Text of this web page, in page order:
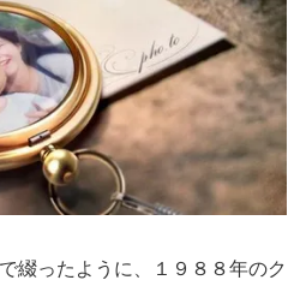
で綴ったように、１９８８年のク